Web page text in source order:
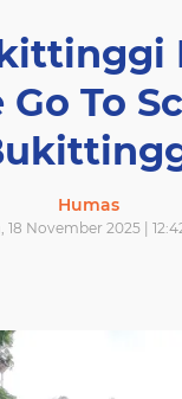
To
Humas
18 November 2025 |